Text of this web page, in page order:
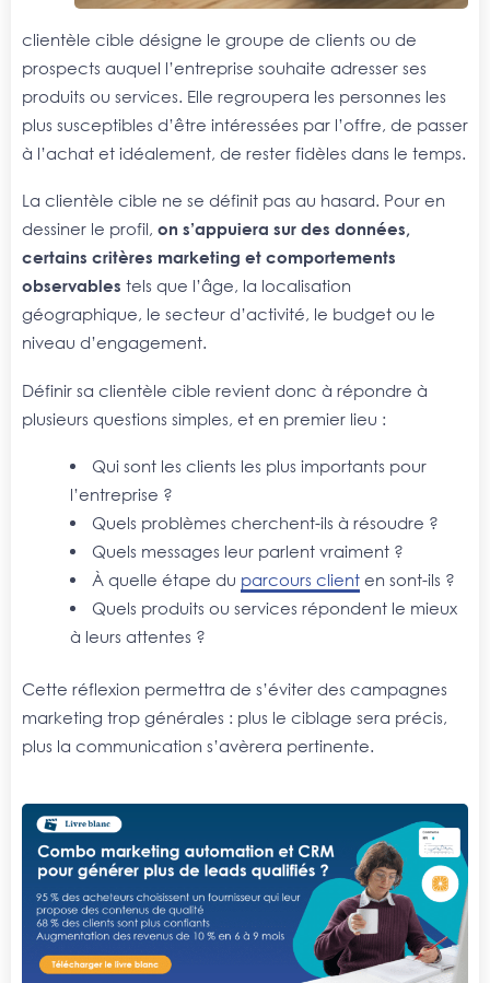
clientèle cible désigne le groupe de clients ou de
prospects auquel l’entreprise souhaite adresser ses
produits ou services. Elle regroupera les personnes les
plus susceptibles d’être intéressées par l’offre, de passer
à l’achat et idéalement, de rester fidèles dans le temps.
La clientèle cible ne se définit pas au hasard. Pour en
dessiner le profil, on s’appuiera sur des données,
certains critères marketing et comportements
observables tels que l’âge, la localisation
géographique, le secteur d’activité, le budget ou le
niveau d’engagement.
Définir sa clientèle cible revient donc à répondre à
plusieurs questions simples, et en premier lieu :
Qui sont les clients les plus importants pour
l’entreprise ?
Quels problèmes cherchent-ils à résoudre ?
Quels messages leur parlent vraiment ?
À quelle étape du parcours client en sont-ils ?
Quels produits ou services répondent le mieux
à leurs attentes ?
Cette réflexion permettra de s’éviter des campagnes
marketing trop générales : plus le ciblage sera précis,
plus la communication s’avèrera pertinente.